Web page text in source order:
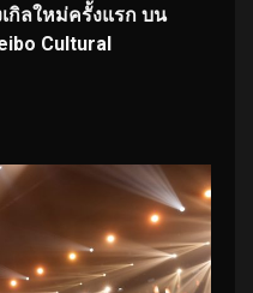
เกิลใหม่ครั้งแรก บน
Cultural